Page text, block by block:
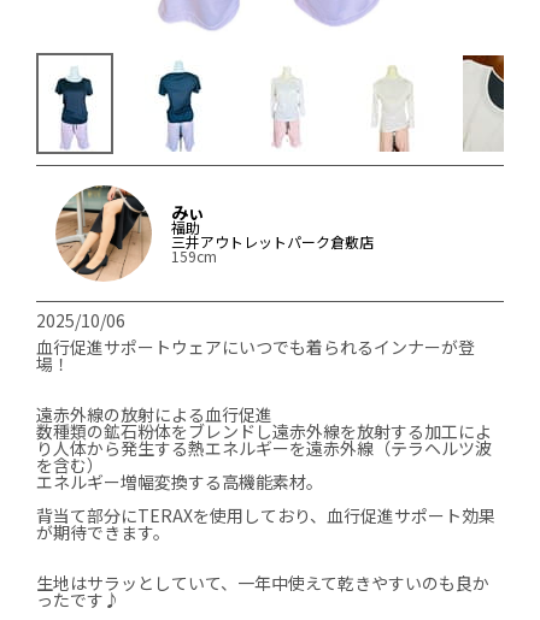
みぃ
福助
三井アウトレットパーク倉敷店
159cm
2025/10/06
血行促進サポートウェアにいつでも着られるインナーが登
場！
遠赤外線の放射による血行促進
数種類の鉱石粉体をブレンドし遠赤外線を放射する加工によ
り人体から発生する熱エネルギーを遠赤外線（テラヘルツ波
を含む）
エネルギー増幅変換する高機能素材。
背当て部分にTERAXを使用しており、血行促進サポート効果
が期待できます。
生地はサラッとしていて、一年中使えて乾きやすいのも良か
ったです♪